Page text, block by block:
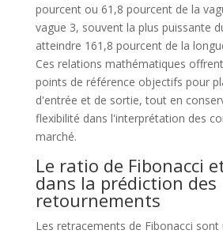
pourcent ou 61,8 pourcent de la
vague 3, souvent la plus puissante
atteindre 161,8 pourcent de la
Ces relations mathématiques
points de référence objectifs pour
d'entrée et de sortie, tout en
flexibilité dans l'interprétation des
marché.
Le ratio de Fibonacci
dans la prédiction des
retournements
Les retracements de Fibonacci sont